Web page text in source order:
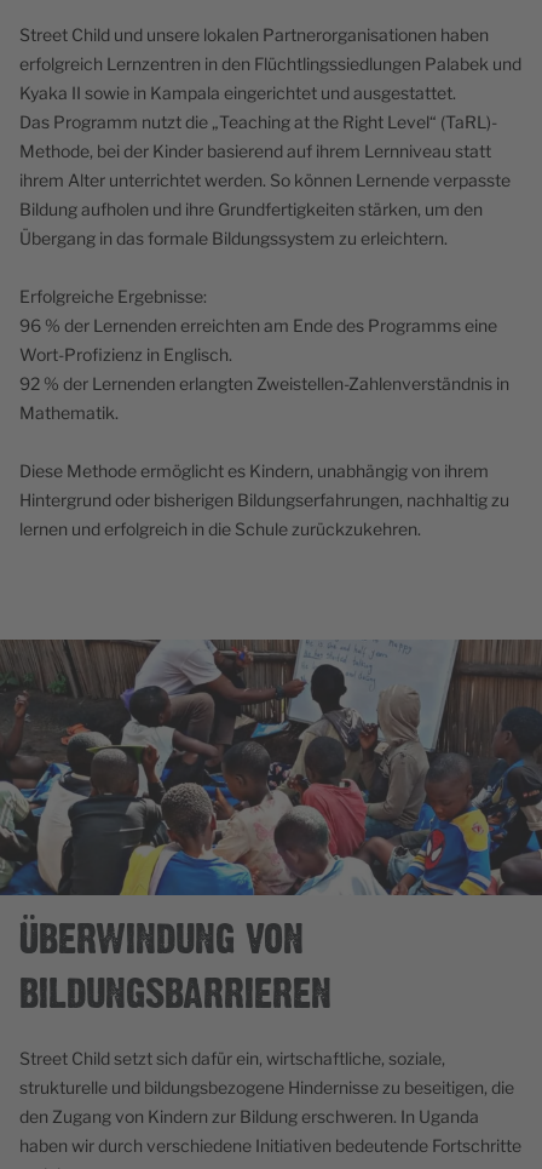
Street Child und unsere lokalen Partnerorganisationen haben
erfolgreich Lernzentren in den Flüchtlingssiedlungen Palabek und
Kyaka II sowie in Kampala eingerichtet und ausgestattet.
Das Programm nutzt die „Teaching at the Right Level“ (TaRL)-
Methode, bei der Kinder basierend auf ihrem Lernniveau statt
ihrem Alter unterrichtet werden. So können Lernende verpasste
Bildung aufholen und ihre Grundfertigkeiten stärken, um den
Übergang in das formale Bildungssystem zu erleichtern.
Erfolgreiche Ergebnisse:
96 % der Lernenden erreichten am Ende des Programms eine
Wort-Profizienz in Englisch.
92 % der Lernenden erlangten Zweistellen-Zahlenverständnis in
Mathematik.
Diese Methode ermöglicht es Kindern, unabhängig von ihrem
Hintergrund oder bisherigen Bildungserfahrungen, nachhaltig zu
lernen und erfolgreich in die Schule zurückzukehren.
ÜBERWINDUNG VON
BILDUNGSBARRIEREN
Street Child setzt sich dafür ein, wirtschaftliche, soziale,
strukturelle und bildungsbezogene Hindernisse zu beseitigen, die
den Zugang von Kindern zur Bildung erschweren. In Uganda
haben wir durch verschiedene Initiativen bedeutende Fortschritte